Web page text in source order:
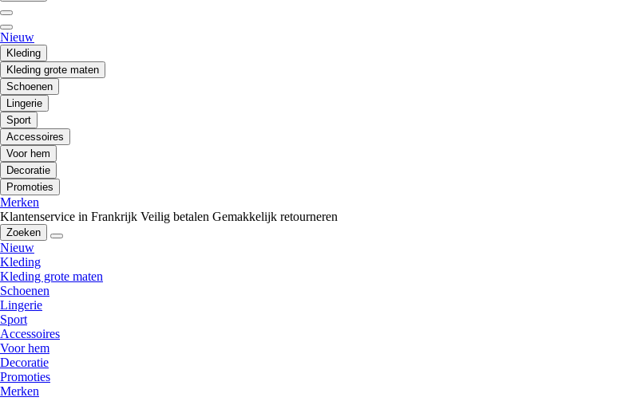
Nieuw
Kleding
Kleding grote maten
Schoenen
Lingerie
Sport
Accessoires
Voor hem
Decoratie
Promoties
Merken
Klantenservice in Frankrijk Veilig betalen Gemakkelijk retourneren
Zoeken
Nieuw
Kleding
Kleding grote maten
Schoenen
Lingerie
Sport
Accessoires
Voor hem
Decoratie
Promoties
Merken